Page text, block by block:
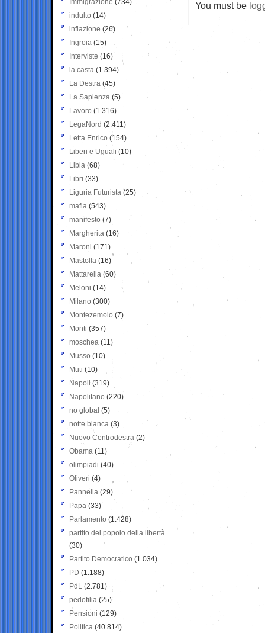
You must be
Immigrazione (734)
indulto (14)
inflazione (26)
Ingroia (15)
Interviste (16)
la casta (1.394)
La Destra (45)
La Sapienza (5)
Lavoro (1.316)
LegaNord (2.411)
Letta Enrico (154)
Liberi e Uguali (10)
Libia (68)
Libri (33)
Liguria Futurista (25)
mafia (543)
manifesto (7)
Margherita (16)
Maroni (171)
Mastella (16)
Mattarella (60)
Meloni (14)
Milano (300)
Montezemolo (7)
Monti (357)
moschea (11)
Musso (10)
Muti (10)
Napoli (319)
Napolitano (220)
no global (5)
notte bianca (3)
Nuovo Centrodestra (2)
Obama (11)
olimpiadi (40)
Oliveri (4)
Pannella (29)
Papa (33)
Parlamento (1.428)
partito del popolo della libertà
(30)
Partito Democratico (1.034)
PD (1.188)
PdL (2.781)
pedofilia (25)
Pensioni (129)
Politica (40.814)